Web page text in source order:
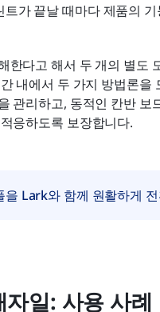
트가 끝날 때마다 제품의
한다고 해서 두 개의 별도
내에서 두 가지 방법론
관리하고, 동적인 칸반 보
응하도록 보장합니다.
을 Lark와 함께 원활하게
일: 사용 사례